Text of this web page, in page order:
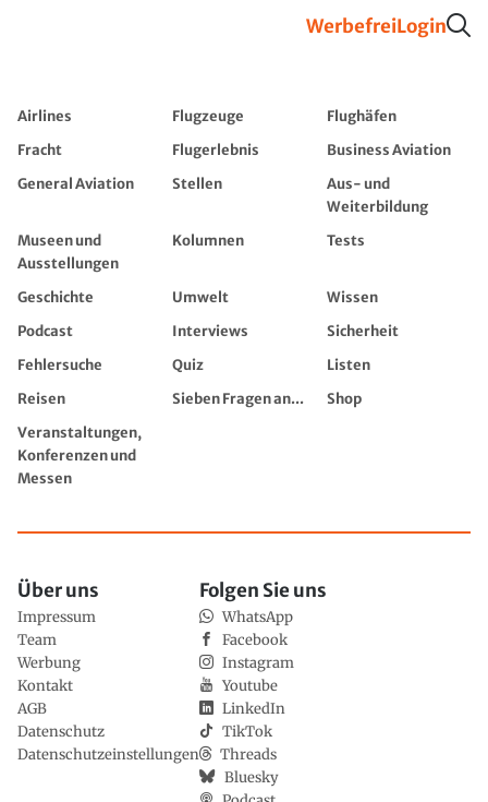
WerbefreiLogin
Airlines Flugzeuge
Flughäfen
Fracht
Flugerlebnis
Business Aviation
General Aviation
Stellen
Aus- und
Weiterbildung
Museen und
Ausstellungen
Kolumnen Tests
Geschichte Umwelt
Wissen
Podcast
Interviews
Sicherheit
Fehlersuche
Quiz
Listen
Reisen
Sieben Fragen an...
Shop
Veranstaltungen,
Konferenzen und
Messen
Über uns
Impressum
Team
Werbung
Kontakt
AGB
Datenschutz
Datenschutzeinstellungen
Folgen Sie uns
WhatsApp
Facebook
Instagram
Youtube
LinkedIn
TikTok
Threads
Bluesky